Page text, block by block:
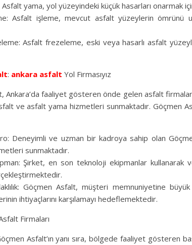
yama, yol yüzeyindeki küçük hasarları onarmak
Asfalt işleme, mevcut asfalt yüzeylerin ömrünü
Asfalt frezeleme, eski veya hasarlı asfalt
: ankara asfalt Yol Firmasıyız
Ankara’da faaliyet gösteren önde gelen asfalt
ve asfalt yama hizmetleri sunmaktadır. Göçmen
Deneyimli ve uzman bir kadroya sahip olan
sunmaktadır.
Şirket, en son teknoloji ekipmanlar kullanarak
Göçmen Asfalt, müşteri memnuniyetine
ihtiyaçlarını karşılamayı hedeflemektedir.
Firmaları
Asfalt’ın yanı sıra, bölgede faaliyet gösteren